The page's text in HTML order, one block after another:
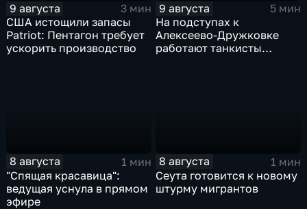
9 августа
3 мин
США истощили запасы
Patriot: Пентагон требует
ускорить производство
9 августа
5 мин
На подступах к
Алексеево-Дружковке
работают танкисты
8 августа
1 мин
"Спящая красавица":
ведущая уснула в прямом
эфире
8 августа
1 мин
Сеута готовится к новому
штурму мигрантов